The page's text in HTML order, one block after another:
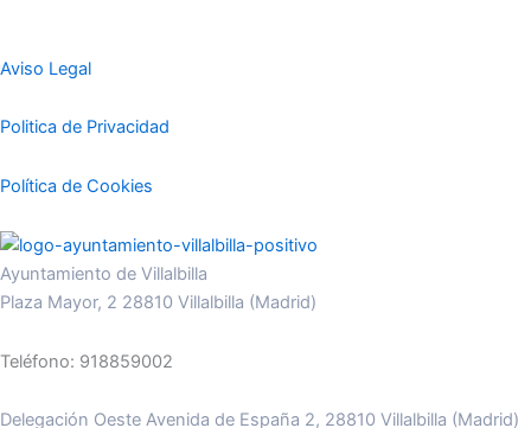
Aviso Legal
Politica de Privacidad
Política de Cookies
Ayuntamiento de Villalbilla
Plaza Mayor, 2 28810 Villalbilla (Madrid)
Teléfono: 918859002
Delegación Oeste Avenida de España 2, 28810 Villalbilla (Madrid)